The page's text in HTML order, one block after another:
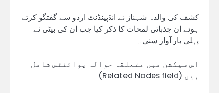
کشف کی والدہ شہناز نے انڈپینڈنٹ اردو سے گفتگو کرتے
ہوئے ان جذباتی لمحات کا ذکر کیا جب ان کی بیٹی نے
پہلی بار آواز سنی۔
اس سیکشن میں متعلقہ حوالہ پوائنٹس شامل
ہیں (Related Nodes field)